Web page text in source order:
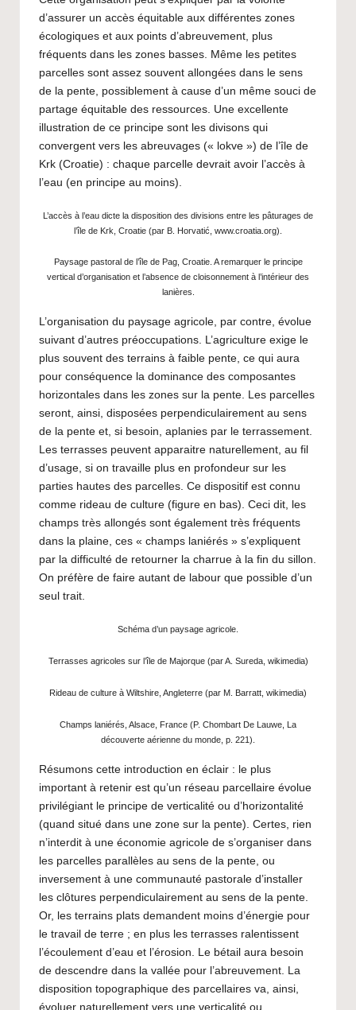
d’assurer un accès équitable aux différentes zones
écologiques et aux points d’abreuvement, plus
fréquents dans les zones basses. Même les petites
parcelles sont assez souvent allongées dans le sens
de la pente, possiblement à cause d’un même souci de
partage équitable des ressources. Une excellente
illustration de ce principe sont les divisons qui
convergent vers les abreuvages (« lokve ») de l’île de
Krk (Croatie) : chaque parcelle devrait avoir l’accès à
l’eau (en principe au moins).
L’accès à l’eau dicte la disposition des divisions entre les pâturages de
l’île de Krk, Croatie (par B. Horvatić, www.croatia.org).
Paysage pastoral de l’île de Pag, Croatie. A remarquer le principe
vertical d’organisation et l’absence de cloisonnement à l’intérieur des
lanières.
L’organisation du paysage agricole, par contre, évolue
suivant d’autres préoccupations. L’agriculture exige le
plus souvent des terrains à faible pente, ce qui aura
pour conséquence la dominance des composantes
horizontales dans les zones sur la pente. Les parcelles
seront, ainsi, disposées perpendiculairement au sens
de la pente et, si besoin, aplanies par le terrassement.
Les terrasses peuvent apparaitre naturellement, au fil
d’usage, si on travaille plus en profondeur sur les
parties hautes des parcelles. Ce dispositif est connu
comme rideau de culture (figure en bas). Ceci dit, les
champs très allongés sont également très fréquents
dans la plaine, ces « champs laniérés » s’expliquent
par la difficulté de retourner la charrue à la fin du sillon.
On préfère de faire autant de labour que possible d’un
seul trait.
Schéma d’un paysage agricole.
Terrasses agricoles sur l’île de Majorque (par A. Sureda, wikimedia)
Rideau de culture à Wiltshire, Angleterre (par M. Barratt, wikimedia)
Champs laniérés, Alsace, France (P. Chombart De Lauwe, La
découverte aérienne du monde, p. 221).
Résumons cette introduction en éclair : le plus
important à retenir est qu’un réseau parcellaire évolue
privilégiant le principe de verticalité ou d’horizontalité
(quand situé dans une zone sur la pente). Certes, rien
n’interdit à une économie agricole de s’organiser dans
les parcelles parallèles au sens de la pente, ou
inversement à une communauté pastorale d’installer
les clôtures perpendiculairement au sens de la pente.
Or, les terrains plats demandent moins d’énergie pour
le travail de terre ; en plus les terrasses ralentissent
l’écoulement d’eau et l’érosion. Le bétail aura besoin
de descendre dans la vallée pour l’abreuvement. La
disposition topographique des parcellaires va, ainsi,
évoluer naturellement vers une verticalité ou